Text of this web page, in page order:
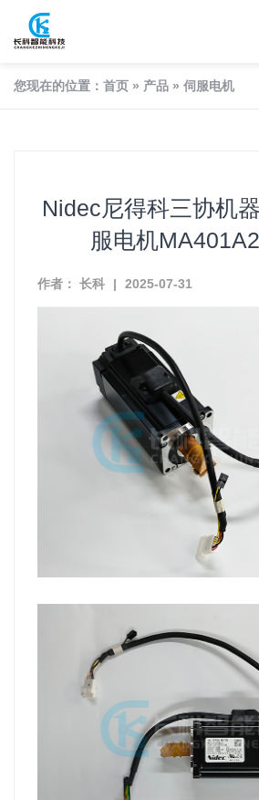
您现在的位置： 首页 » 产品 » 伺服电机
Nidec尼得科三协机
服电机
作者： 长科 | 2025-07-31